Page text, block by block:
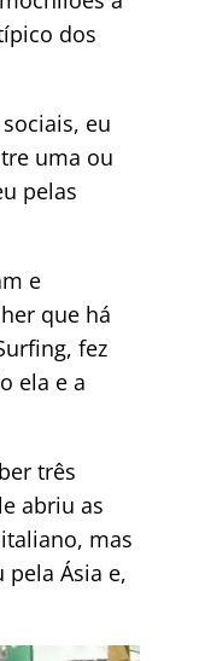
dos
eu
uma ou
pelas
e
que há
fez
ela e a
três
abriu as
mas
Ásia e,